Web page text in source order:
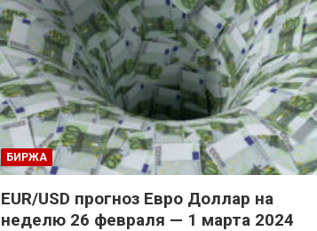
БИРЖА
EUR/USD прогноз Евро Доллар на
неделю 26 февраля — 1 марта 2024